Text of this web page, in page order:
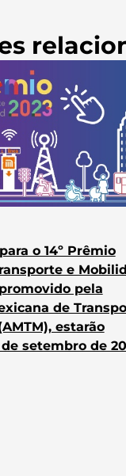
o 14º Prêmio
e
pela
de
estarão
setembro de